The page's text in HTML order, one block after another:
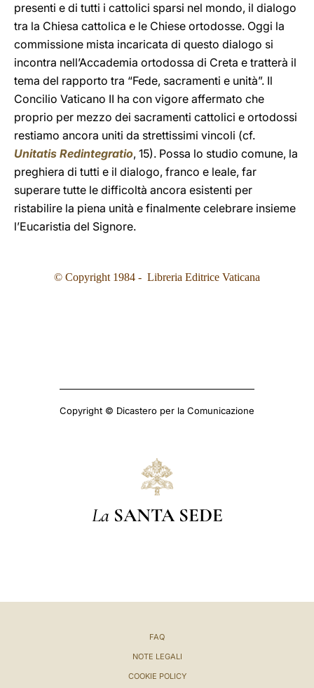
presenti e di tutti i cattolici sparsi nel mondo, il dialogo
tra la Chiesa cattolica e le Chiese ortodosse. Oggi la
commissione mista incaricata di questo dialogo si
incontra nell’Accademia ortodossa di Creta e tratterà il
tema del rapporto tra “Fede, sacramenti e unità”. Il
Concilio Vaticano II ha con vigore affermato che
proprio per mezzo dei sacramenti cattolici e ortodossi
restiamo ancora uniti da strettissimi vincoli (cf.
Unitatis Redintegratio, 15). Possa lo studio comune, la
preghiera di tutti e il dialogo, franco e leale, far
superare tutte le difficoltà ancora esistenti per
ristabilire la piena unità e finalmente celebrare insieme
l’Eucaristia del Signore.
© Copyright 1984 - Libreria Editrice Vaticana
Copyright © Dicastero per la Comunicazione
La SANTA SEDE
FAQ
NOTE LEGALI
COOKIE POLICY